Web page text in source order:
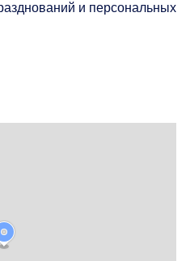
и персональных